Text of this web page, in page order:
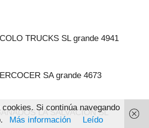
TRUCKS SL grande 4941
SA grande 4673
LA SALVACION SL
Si continúa navegando
Más información Leído